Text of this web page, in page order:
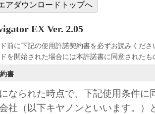
アダウンロードトップへ
EX Ver. 2.05
前に下記の使用許諾契約書を必ずお読みくださ
を開始された場合には本許諾書に同意された
書
なられた時点で、下記使用条件に
社（以下キヤノンといいます。）